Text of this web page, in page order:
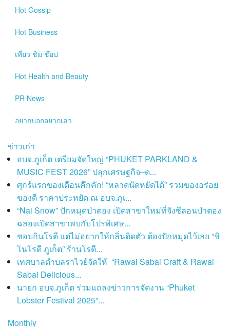
Hot Gossip
Hot Business
เที่ยว ชิม ช๊อป
Hot Health and Beauty
PR News
อยากบอกอยากเล่า
ข่าวเก่า
อบจ.ภูเก็ต เตรียมจัดใหญ่ “PHUKET PARKLAND &
MUSIC FEST 2026” ปลุกเศรษฐกิจ–ด...
ศุกร์แรกของเดือนคึกคัก! “หลาดนัดหยัดได้” รวมของอร่อย
ของดี ราคาประหยัด ณ อบจ.ภูเ...
“Nai Snow” ปักหมุดป่าตอง เปิดสาขาใหม่ที่จังซีลอนป่าตอง
ฉลองเปิดสาขาพบกับโปรพิเศษ...
ชอบกินโรตี แต่ไม่อยากให้กลิ่นติดตัว ต้องปักหมุดไว้เลย “ชิ
โนโรตี ภูเก็ต” ร้านโรตี...
เทศบาลตำบลราไวย์จัดให้ “Rawai Sabai Craft & Rawai
Sabai Delicious...
นายก อบจ.ภูเก็ต ร่วมแถลงข่าวการจัดงาน “Phuket
Lobster Festival 2025”...
Monthly